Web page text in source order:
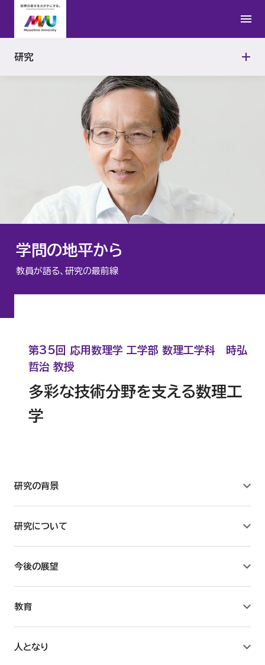
学問の地平から
教員が語る、研究の最前線
第35回 応用数理学 工学部 数理工学科 時弘
哲治 教授
多彩な技術分野を支える数理工
学
研究の背景
研究について
今後の展望
教育
人となり
研究
能楽資料センター
経営研究所
アントレプレナーシップ研究所
人間科学研究所
サステナビリティ研究所
教職センター
臨床薬学センター
公的研究費の適正使用
研究活動における不正行為への対応
研究機関の管理・監査
研究者紹介
学問の地平から
連携研究の取り組み